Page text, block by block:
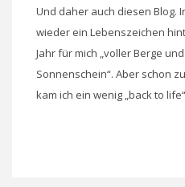
Und daher auch diesen Blog.
wieder ein Lebenszeichen
Jahr für mich „voller Berge
Sonnenschein“. Aber schon
kam ich ein wenig „back to